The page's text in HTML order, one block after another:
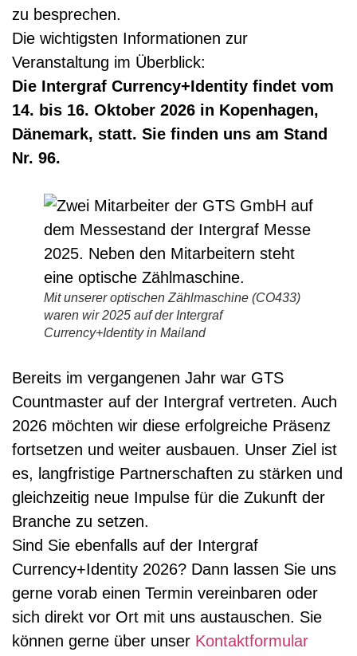
zu besprechen.
Die wichtigsten Informationen zur
Veranstaltung im Überblick:
Die Intergraf Currency+Identity findet vom
14. bis 16. Oktober 2026 in Kopenhagen,
Dänemark, statt. Sie finden uns am Stand
Nr. 96.
Mit unserer optischen Zählmaschine (CO433)
waren wir 2025 auf der Intergraf
Currency+Identity in Mailand
Bereits im vergangenen Jahr war GTS
Countmaster auf der Intergraf vertreten. Auch
2026 möchten wir diese erfolgreiche Präsenz
fortsetzen und weiter ausbauen. Unser Ziel ist
es, langfristige Partnerschaften zu stärken und
gleichzeitig neue Impulse für die Zukunft der
Branche zu setzen.
Sind Sie ebenfalls auf der Intergraf
Currency+Identity 2026? Dann lassen Sie uns
gerne vorab einen Termin vereinbaren oder
sich direkt vor Ort mit uns austauschen. Sie
können gerne über unser Kontaktformular